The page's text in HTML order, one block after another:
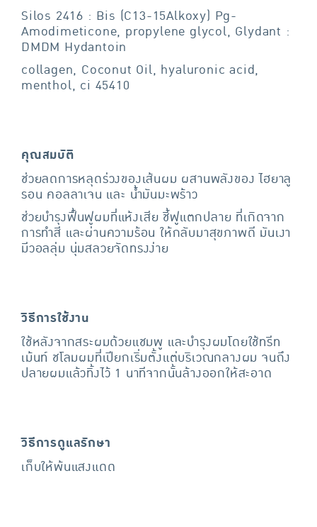
Silos 2416 : Bis (C13-15Alkoxy) Pg-
Amodimeticone, propylene glycol, Glydant :
DMDM Hydantoin
collagen, Coconut Oil, hyaluronic acid,
menthol, ci 45410
คุณสมบัติ
ช่วยลดการหลุดร่วงของเส้นผม ผสานพลังของ ไฮยาลู
รอน คอลลาเจน และ น้ำมันมะพร้าว
ช่วยบำรุงฟื้นฟูผมที่แห้งเสีย ชี้ฟูแตกปลาย ที่เกิดจาก
การทำสี และผ่านความร้อน ให้กลับมาสุขภาพดี มันเงา
มีวอลลุ่ม นุ่มสลวยจัดทรงง่าย
วิธีการใช้งาน
ใช้หลังจากสระผมด้วยแชมพู และบำรุงผมโดยใช้ทรีท
เม้นท์ ชโลมผมที่เปียกเริ่มตั้งแต่บริเวณกลางผม จนถึง
ปลายผมแล้วทิ้งไว้ 1 นาทีจากนั้นล้างออกให้สะอาด
วิธีการดูแลรักษา
เก็บให้พ้นแสงแดด